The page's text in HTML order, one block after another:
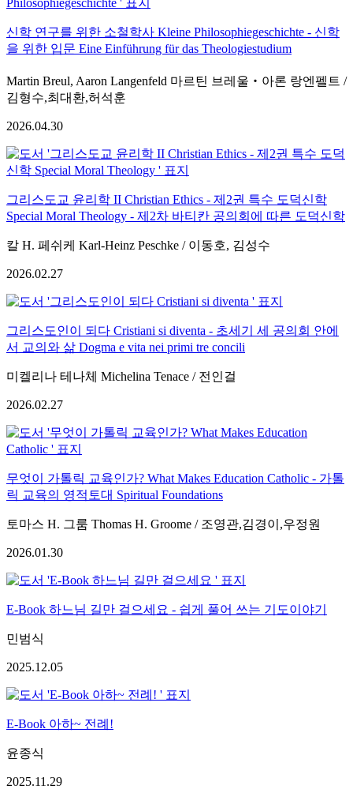
신학 연구를 위한 소철학사 Kleine Philosophiegeschichte - 신학
을 위한 입문 Eine Einführung für das Theologiestudium
Martin Breul, Aaron Langenfeld 마르틴 브레울‧아론 랑엔펠트 /
김형수,최대환,허석훈
2026.04.30
그리스도교 윤리학 II Christian Ethics - 제2권 특수 도덕신학
Special Moral Theology - 제2차 바티칸 공의회에 따른 도덕신학
칼 H. 페쉬케 Karl-Heinz Peschke / 이동호, 김성수
2026.02.27
그리스도인이 되다 Cristiani si diventa - 초세기 세 공의회 안에
서 교의와 삶 Dogma e vita nei primi tre concili
미켈리나 테나체 Michelina Tenace / 전인걸
2026.02.27
무엇이 가톨릭 교육인가? What Makes Education Catholic - 가톨
릭 교육의 영적토대 Spiritual Foundations
토마스 H. 그룸 Thomas H. Groome / 조영관,김경이,우정원
2026.01.30
E-Book 하느님 길만 걸으세요 - 쉽게 풀어 쓰는 기도이야기
민범식
2025.12.05
E-Book 아하~ 전례!
윤종식
2025.11.29